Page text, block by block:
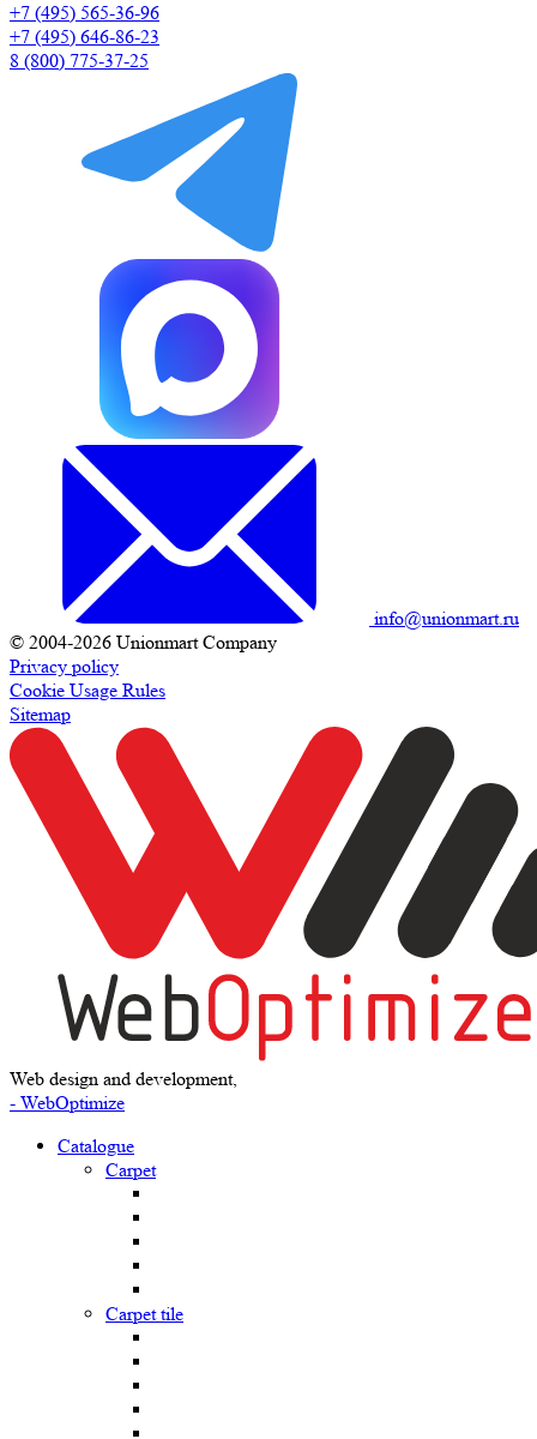
+7 (495) 565-36-96
+7 (495) 646-86-23
8 (800) 775-37-25
info@unionmart.ru
© 2004-2026 Unionmart Company
Privacy policy
Cookie Usage Rules
Sitemap
Web design and development,
- WebOptimize
Catalogue
Carpet
Carpet tile